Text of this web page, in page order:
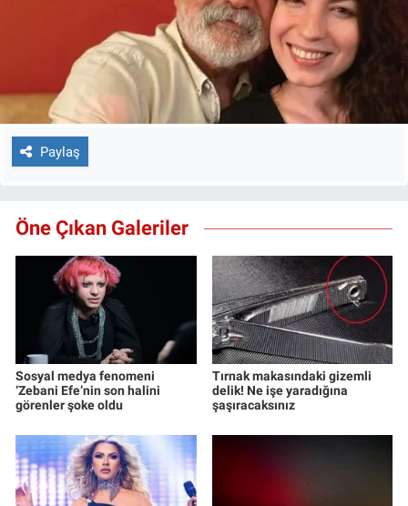
Paylaş
Öne Çıkan Galeriler
Sosyal medya fenomeni
‘Zebani Efe’nin son halini
görenler şoke oldu
Tırnak makasındaki gizemli
delik! Ne işe yaradığına
şaşıracaksınız